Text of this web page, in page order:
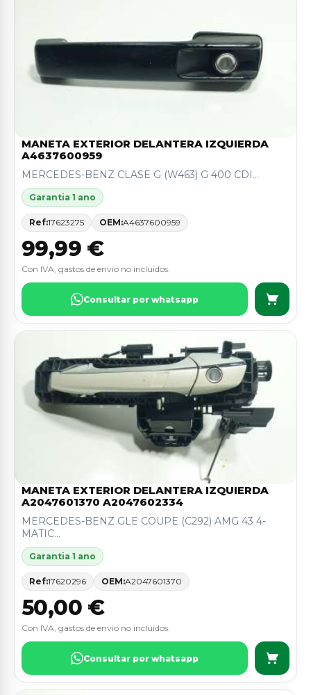
MANETA EXTERIOR DELANTERA IZQUIERDA
A4637600959
MERCEDES-BENZ CLASE G (W463) G 400 CDI...
Garantia 1 ano
Ref:17623275 OEM:A4637600959
99,99 €
Con IVA, gastos de envio no incluidos.
Consultar por whatsapp
MANETA EXTERIOR DELANTERA IZQUIERDA
A2047601370 A2047602334
MERCEDES-BENZ GLE COUPE (C292) AMG 43 4-
MATIC...
Garantia 1 ano
Ref:17620296 OEM:A2047601370
50,00 €
Con IVA, gastos de envio no incluidos.
Consultar por whatsapp